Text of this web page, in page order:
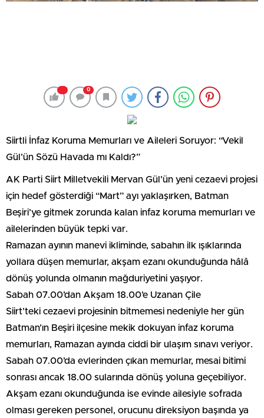
0
​Siirtli İnfaz Koruma Memurları ve Aileleri Soruyor: “Vekil
Gül’ün Sözü Havada mı Kaldı?”
​AK Parti Siirt Milletvekili Mervan Gül’ün yeni cezaevi projesi
için hedef gösterdiği “Mart” ayı yaklaşırken, Batman
Beşiri’ye gitmek zorunda kalan infaz koruma memurları ve
ailelerinden büyük tepki var.
Ramazan ayının manevi ikliminde, sabahın ilk ışıklarında
yollara düşen memurlar, akşam ezanı okunduğunda hâlâ
dönüş yolunda olmanın mağduriyetini yaşıyor.
​Sabah 07.00’dan Akşam 18.00’e Uzanan Çile
​Siirt’teki cezaevi projesinin bitmemesi nedeniyle her gün
Batman’ın Beşiri ilçesine mekik dokuyan infaz koruma
memurları, Ramazan ayında ciddi bir ulaşım sınavı veriyor.
Sabah 07.00’da evlerinden çıkan memurlar, mesai bitimi
sonrası ancak 18.00 sularında dönüş yoluna geçebiliyor.
Akşam ezanı okunduğunda ise evinde ailesiyle sofrada
olması gereken personel, orucunu direksiyon başında ya